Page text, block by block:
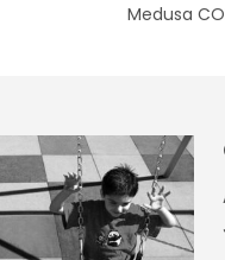
Medusa